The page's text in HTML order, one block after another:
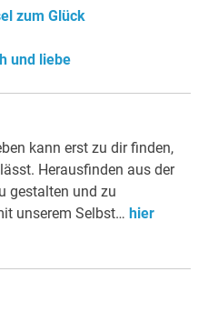
zum Glück
und liebe
kann erst zu dir finden,
Herausfinden aus der
gestalten und zu
unserem Selbst… hier